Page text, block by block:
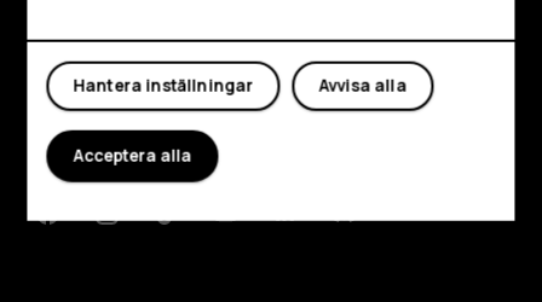
Om
Planet and people
Kundservice
FacebookInstagram
TiktokYoutubeLinkedinDiscord
Avvisa alla
Hantera inställningar
Acceptera alla